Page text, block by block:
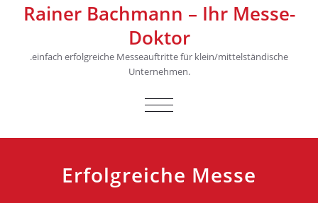
Rainer Bachmann – Ihr Messe-
Doktor
.einfach erfolgreiche Messeauftritte für klein/mittelständische
Unternehmen.
SCHALTE
Erfolgreiche Messe